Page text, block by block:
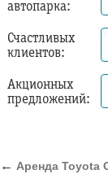
автопарка:
Счастливых
клиентов:
Акционных
предложений:
← Аренда Toyota